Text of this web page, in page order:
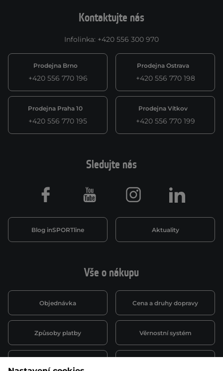
Kontaktujte nás
Infolinka: +420 556 300 970
Prodejna Brno
+420 556 770 196
Prodejna Ostrava
+420 556 770 198
Prodejna Praha 10
+420 556 770 195
Prodejna Vítkov
+420 556 770 199
Vše o nákupu
Objednávka Cena a druhy dopravy
Způsoby platby Věrnostní systém
Sledujte nás
Blog inSPORTline Aktuality
Facebook Youtube Instagram LinkedIn